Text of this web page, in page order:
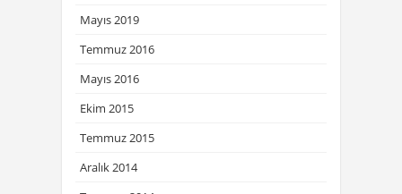
Mayıs 2019
Temmuz 2016
Mayıs 2016
Ekim 2015
Temmuz 2015
Aralık 2014